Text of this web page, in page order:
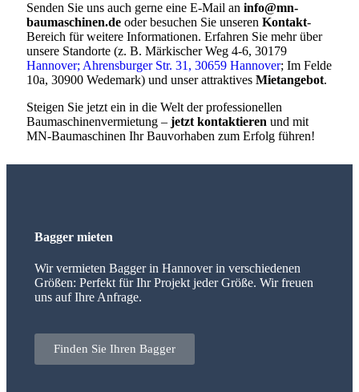
Senden Sie uns auch gerne eine E-Mail an info@mn-
baumaschinen.de oder besuchen Sie unseren Kontakt-
Bereich für weitere Informationen. Erfahren Sie mehr über
unsere Standorte (z. B. Märkischer Weg 4-6, 30179
Hannover; Ahrensburger Str. 31, 30659 Hannover; Im Felde
10a, 30900 Wedemark) und unser attraktives Mietangebot.
Steigen Sie jetzt ein in die Welt der professionellen
Baumaschinenvermietung – jetzt kontaktieren und mit
MN-Baumaschinen Ihr Bauvorhaben zum Erfolg führen!
Bagger mieten
Wir vermieten Bagger in Hannover in verschiedenen
Größen: Perfekt für Ihr Projekt jeder Größe. Wir freuen
uns auf Ihre Anfrage.
Finden Sie Ihren Bagger